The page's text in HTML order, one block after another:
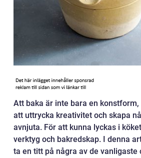
Att baka är inte bara en
att uttrycka kreativitet och skapa
avnjuta. För att kunna lyckas i
verktyg och bakredskap. I denna
ta en titt på några av de vanligaste